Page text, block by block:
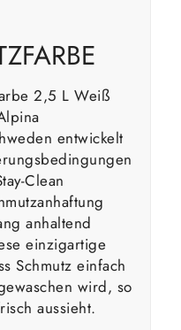
2,5 L Weiß
entwickelt
Clean
anhaltend
einzigartige
Schmutz einfach
wird, so
aussieht.